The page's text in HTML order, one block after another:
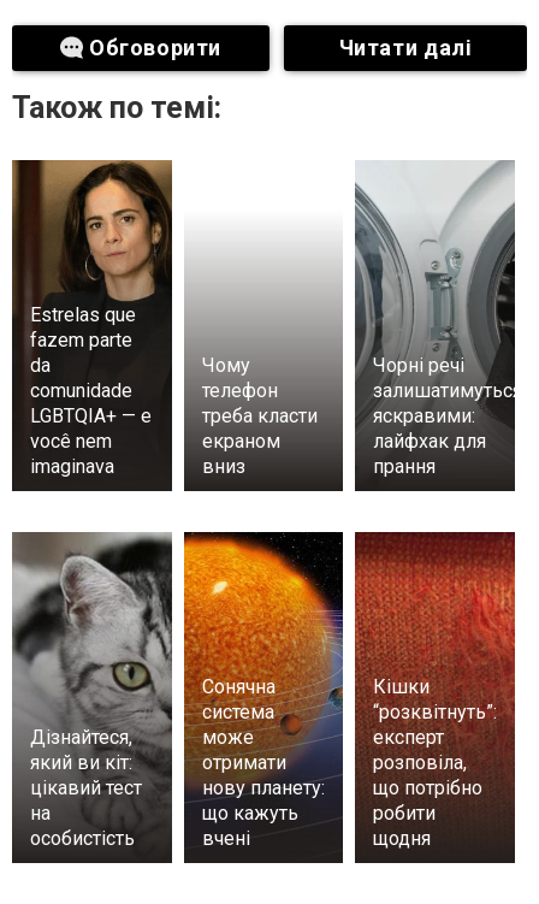
Обговорити Читати далі
Також по темі:
Estrelas que
fazem parte
da
comunidade
LGBTQIA+ — e
você nem
imaginava
Чому
телефон
треба класти
екраном
вниз
Чорні речі
залишатимуться
яскравими:
лайфхак для
прання
Дізнайтеся,
який ви кіт:
цікавий тест
на
особистість
Сонячна
система
може
отримати
нову планету:
що кажуть
вчені
Кішки
“розквітнуть”:
експерт
розповіла,
що потрібно
робити
щодня